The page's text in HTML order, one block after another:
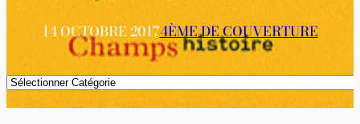
14 OCTOBRE 20174ÈME DE COUVERTURE
Catégories